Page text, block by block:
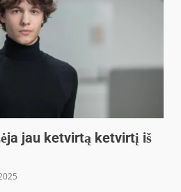
jau ketvirtą ketvirtį iš